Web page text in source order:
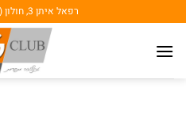
to
content
רפאל איתן 3, חולון (לתאם טלפונית)